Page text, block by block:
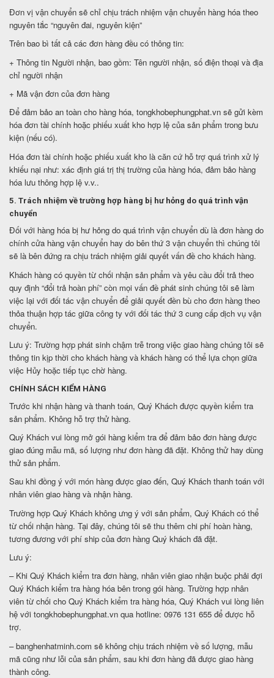
Đơn vị vận chuyển sẽ chỉ chịu trách nhiệm vận chuyển hàng hóa theo
nguyên tắc “nguyên đai, nguyên kiện”
Trên bao bì tất cả các đơn hàng đều có thông tin:
+ Thông tin Người nhận, bao gồm: Tên người nhận, số điện thoại và địa
chỉ người nhận
+ Mã vận đơn của đơn hàng
Để đảm bảo an toàn cho hàng hóa, tongkhobephungphat.vn sẽ gửi kèm
hóa đơn tài chính hoặc phiếu xuất kho hợp lệ của sản phẩm trong bưu
kiện (nếu có).
Hóa đơn tài chính hoặc phiếu xuất kho là căn cứ hỗ trợ quá trình xử lý
khiếu nại như: xác định giá trị thị trường của hàng hóa, đảm bảo hàng
hóa lưu thông hợp lệ v.v..
5. Trách nhiệm về trường hợp hàng bị hư hỏng do quá trình vận
chuyển
Đối với hàng hóa bị hư hỏng do quá trình vận chuyển dù là đơn hàng do
chính cửa hàng vận chuyển hay do bên thứ 3 vận chuyển thì chúng tôi
sẽ là bên đứng ra chịu trách nhiệm giải quyết vấn đề cho khách hàng.
Khách hàng có quyền từ chối nhận sản phẩm và yêu cầu đổi trả theo
quy định “đổi trả hoàn phí” còn mọi vấn đề phát sinh chúng tôi sẽ làm
việc lại với đối tác vận chuyển để giải quyết đền bù cho đơn hàng theo
thỏa thuận hợp tác giữa công ty với đối tác thứ 3 cung cấp dịch vụ vận
chuyển.
Lưu ý: Trường hợp phát sinh chậm trễ trong việc giao hàng chúng tôi sẽ
thông tin kịp thời cho khách hàng và khách hàng có thể lựa chọn giữa
việc Hủy hoặc tiếp tục chờ hàng.
CHÍNH SÁCH KIỂM HÀNG
Trước khi nhận hàng và thanh toán, Quý Khách được quyền kiểm tra
sản phẩm. Không hỗ trợ thử hàng.
Quý Khách vui lòng mở gói hàng kiểm tra để đảm bảo đơn hàng được
giao đúng mẫu mã, số lượng như đơn hàng đã đặt. Không thử hay dùng
thử sản phẩm.
Sau khi đồng ý với món hàng được giao đến, Quý Khách thanh toán với
nhân viên giao hàng và nhận hàng.
Trường hợp Quý Khách không ưng ý với sản phẩm, Quý Khách có thể
từ chối nhận hàng. Tại đây, chúng tôi sẽ thu thêm chi phí hoàn hàng,
tương đương với phí ship của đơn hàng Quý khách đã đặt.
Lưu ý:
– Khi Quý Khách kiểm tra đơn hàng, nhân viên giao nhận buộc phải đợi
Quý Khách kiểm tra hàng hóa bên trong gói hàng. Trường hợp nhân
viên từ chối cho Quý Khách kiểm tra hàng hóa, Quý Khách vui lòng liên
hệ với tongkhobephungphat.vn qua hotline: 0976 131 655 để được hỗ
trợ.
– banghenhatminh.com sẽ không chịu trách nhiệm về số lượng, mẫu
mã cũng như lỗi của sản phẩm, sau khi đơn hàng đã được giao hàng
thành công.